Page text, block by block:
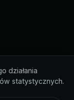
działania
statystycznych.